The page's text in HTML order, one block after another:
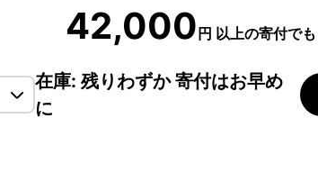
42,000円 以上の寄付で
在庫: 残りわずか 寄付はお早め
に